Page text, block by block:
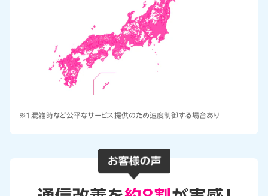
※1 混雑時など公平なサービス提供のため速度制御する場合あり